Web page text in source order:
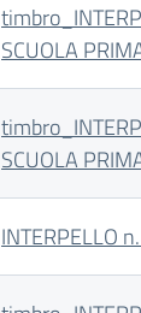
SCUOLA
SCUOLA
INTERPELLO